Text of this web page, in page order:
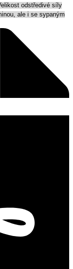
odstředivé síly
ale i se sypaným